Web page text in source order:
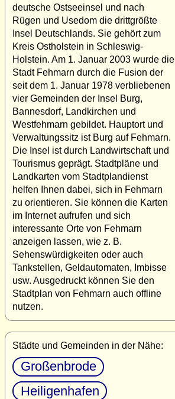
deutsche Ostseeinsel und nach
Rügen und Usedom die drittgrößte
Insel Deutschlands. Sie gehört zum
Kreis Ostholstein in Schleswig-
Holstein. Am 1. Januar 2003 wurde die
Stadt Fehmarn durch die Fusion der
seit dem 1. Januar 1978 verbliebenen
vier Gemeinden der Insel Burg,
Bannesdorf, Landkirchen und
Westfehmarn gebildet. Hauptort und
Verwaltungssitz ist Burg auf Fehmarn.
Die Insel ist durch Landwirtschaft und
Tourismus geprägt. Stadtpläne und
Landkarten vom Stadtplandienst
helfen Ihnen dabei, sich in Fehmarn
zu orientieren. Sie können die Karten
im Internet aufrufen und sich
interessante Orte von Fehmarn
anzeigen lassen, wie z. B.
Sehenswürdigkeiten oder auch
Tankstellen, Geldautomaten, Imbisse
usw. Ausgedruckt können Sie den
Stadtplan von Fehmarn auch offline
nutzen.
Städte und Gemeinden in der Nähe:
Großenbrode
Heiligenhafen